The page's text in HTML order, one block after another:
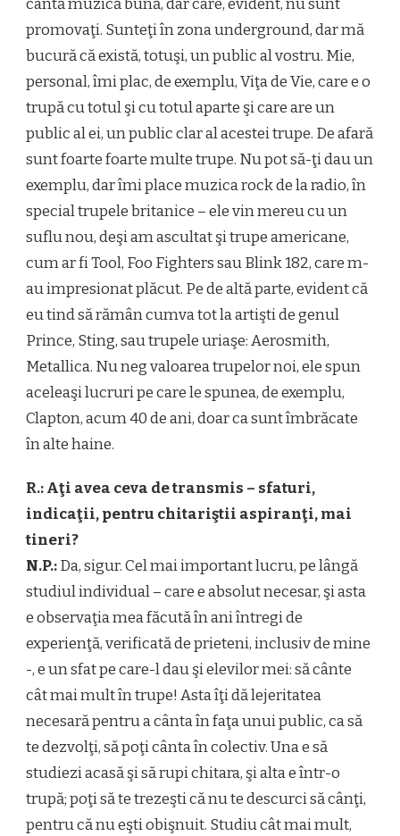
cântă muzică bună, dar care, evident, nu sunt
promovaţi. Sunteţi în zona underground, dar mă
bucură că există, totuşi, un public al vostru. Mie,
personal, îmi plac, de exemplu, Viţa de Vie, care e o
trupă cu totul şi cu totul aparte şi care are un
public al ei, un public clar al acestei trupe. De afară
sunt foarte foarte multe trupe. Nu pot să-ţi dau un
exemplu, dar îmi place muzica rock de la radio, în
special trupele britanice – ele vin mereu cu un
suflu nou, deşi am ascultat şi trupe americane,
cum ar fi Tool, Foo Fighters sau Blink 182, care m-
au impresionat plăcut. Pe de altă parte, evident că
eu tind să rămân cumva tot la artişti de genul
Prince, Sting, sau trupele uriaşe: Aerosmith,
Metallica. Nu neg valoarea trupelor noi, ele spun
aceleaşi lucruri pe care le spunea, de exemplu,
Clapton, acum 40 de ani, doar ca sunt îmbrăcate
în alte haine.
R.: Aţi avea ceva de transmis – sfaturi,
indicaţii, pentru chitariştii aspiranţi, mai
tineri?
N.P.:Da, sigur. Cel mai important lucru, pe lângă
studiul individual – care e absolut necesar, şi asta
e observaţia mea făcută în ani întregi de
experienţă, verificată de prieteni, inclusiv de mine
-, e un sfat pe care-l dau şi elevilor mei: să cânte
cât mai mult în trupe! Asta îţi dă lejeritatea
necesară pentru a cânta în faţa unui public, ca să
te dezvolţi, să poţi cânta în colectiv. Una e să
studiezi acasă şi să rupi chitara, şi alta e într-o
trupă; poţi să te trezeşti că nu te descurci să cânţi,
pentru că nu eşti obişnuit. Studiu cât mai mult,